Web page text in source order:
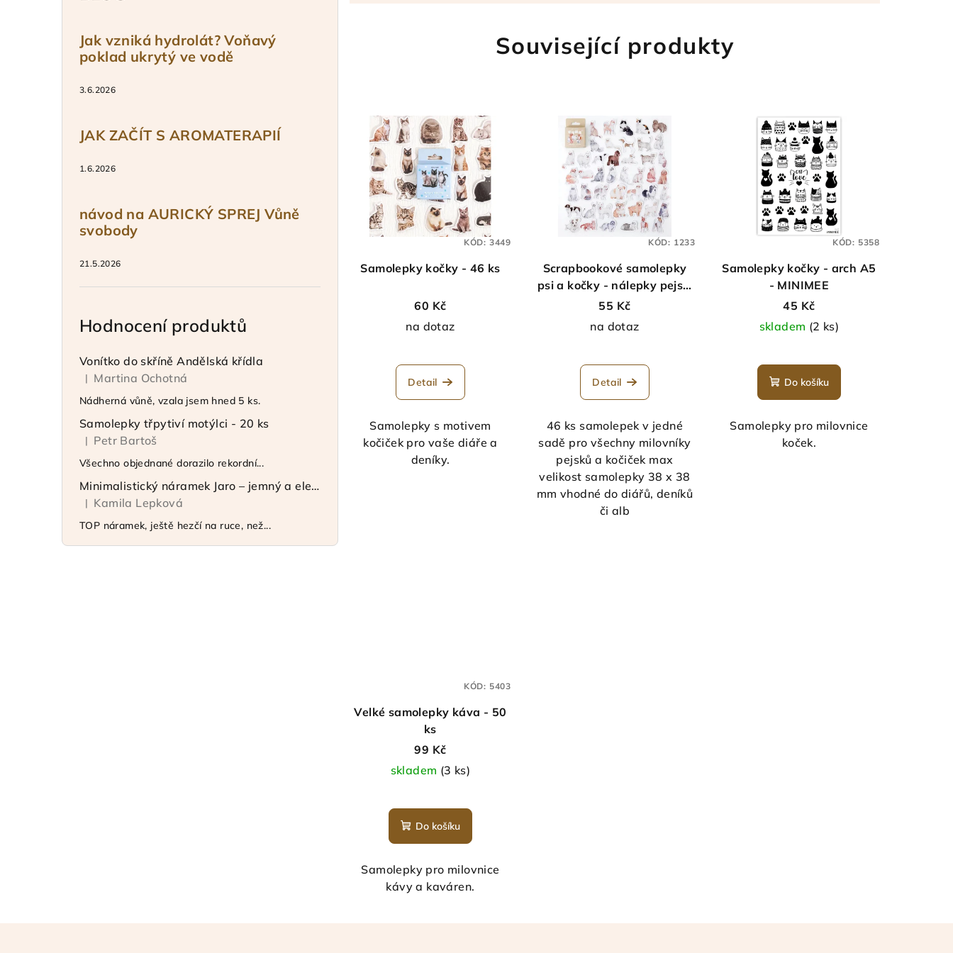
Jak vzniká hydrolát? Voňavý
poklad ukrytý ve vodě
3.6.2026
JAK ZAČÍT S AROMATERAPIÍ
1.6.2026
návod na AURICKÝ SPREJ Vůně
svobody
21.5.2026
Hodnocení produktů
Vonítko do skříně Andělská křídla
Hodnocení produktu je 5 z 5 hvězdiček.
| Martina Ochotná
Nádherná vůně, vzala jsem hned 5 ks.
Samolepky třpytiví motýlci - 20 ks
Hodnocení produktu je 5 z 5 hvězdiček.
| Petr Bartoš
Všechno objednané dorazilo rekordní...
Minimalistický náramek Jaro – jemný a elegantní
Hodnocení produktu je 5 z 5 hvězdiček.
| Kamila Lepková
TOP náramek, ještě hezčí na ruce, než...
Související produkty
Samolepky kočky - 46 ks
60 Kč
na dotaz
Detail
Samolepky s motivem
kočiček pro vaše diáře a
deníky.
KÓD: 3449
Scrapbookové samolepky
psi a kočky - nálepky pejsci
a kočičky - 46 ks
55 Kč
na dotaz
Detail
46 ks samolepek v jedné
sadě pro všechny milovníky
pejsků a kočiček max
velikost samolepky 38 x 38
mm vhodné do diářů, deníků
či alb
KÓD: 1233
Samolepky kočky - arch A5
- MINIMEE
45 Kč
skladem (2 ks)
Do košíku
Samolepky pro milovnice
koček.
KÓD: 5358
Velké samolepky káva - 50
ks
99 Kč
skladem (3 ks)
Do košíku
Samolepky pro milovnice
kávy a kaváren.
KÓD: 5403